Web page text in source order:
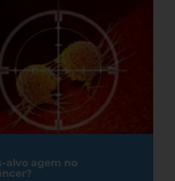
alvo agem no